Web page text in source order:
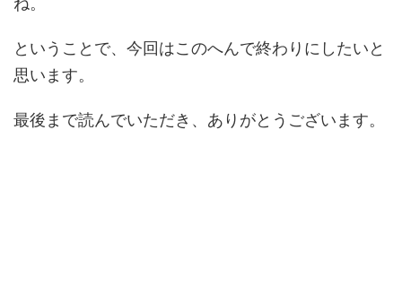
ということで、今回はこのへんで終わりにしたいと
思います。
最後まで読んでいただき、ありがとうございます。